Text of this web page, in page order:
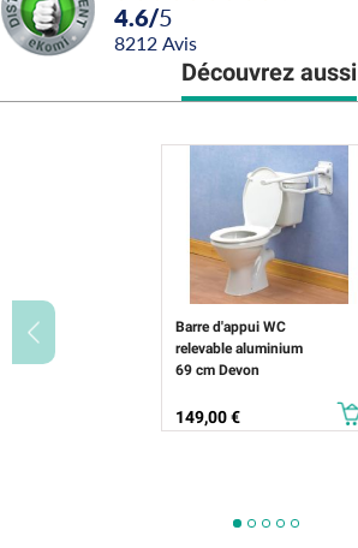
4.6/5
8212 avis
Découvrez aussi
Barre d'appui WC
relevable aluminium
69 cm Devon
Prix
149,00 €